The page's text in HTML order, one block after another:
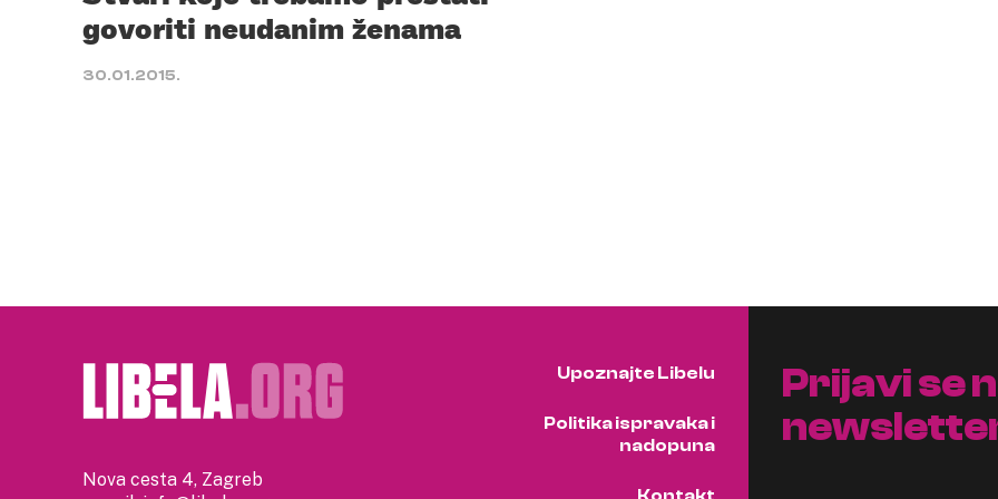
govoriti neudanim ženama
30.01.2015.
Nova cesta 4, Zagreb
Upoznajte Libelu
Politika ispravaka i
nadopuna
Prijavi se